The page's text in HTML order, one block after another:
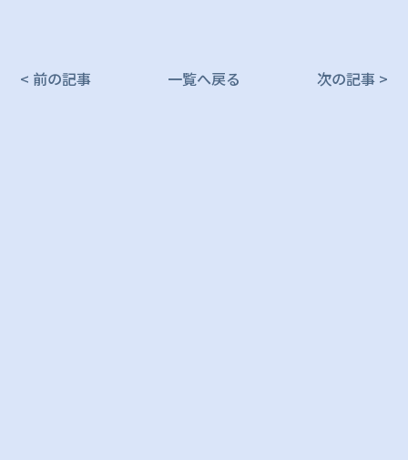
< 前の記事 一覧へ戻る 次の記事 >